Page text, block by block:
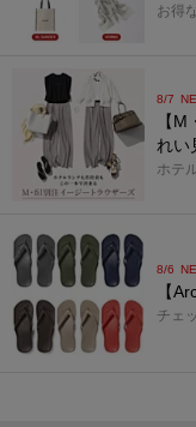
お得
8/7
【
れい
ホテ
8/6
【
チェ